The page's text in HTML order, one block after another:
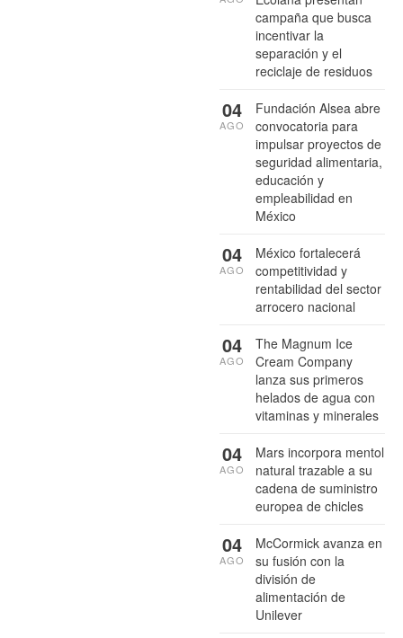
campaña que busca
incentivar la
separación y el
reciclaje de residuos
Fundación Alsea abre
convocatoria para
impulsar proyectos de
seguridad alimentaria,
educación y
empleabilidad en
México
04
AGO
México fortalecerá
competitividad y
rentabilidad del sector
arrocero nacional
04
AGO
The Magnum Ice
Cream Company
lanza sus primeros
helados de agua con
vitaminas y minerales
04
AGO
Mars incorpora mentol
natural trazable a su
cadena de suministro
europea de chicles
04
AGO
McCormick avanza en
su fusión con la
división de
alimentación de
Unilever
04
AGO